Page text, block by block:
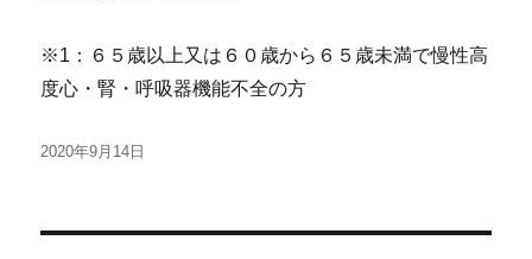
※1：６５歳以上又は６０歳から６５歳未満で慢性高
度心・腎・呼吸器機能不全の方
投
2020年9月14日